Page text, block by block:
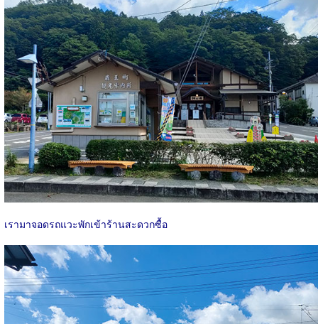
เรามาจอดรถแวะพักเข้าร้านสะดวกซื้อ